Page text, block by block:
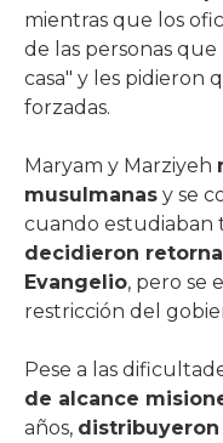
mientras que los
de las personas que
casa" y les pidieron
forzadas.
Maryam y Marziyeh
musulmanas y se
cuando estudiaban
decidieron
Evangelio, pero se
restricción del
Pese a las
de alcance
años, distribuyeron